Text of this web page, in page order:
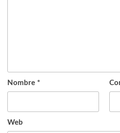
Nombre *
Web